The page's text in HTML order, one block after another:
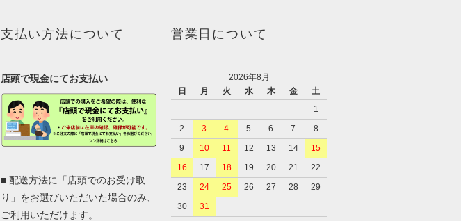
支払い方法について
店頭で現金にてお支払い
■ 配送方法に「店頭でのお受け取
り」をお選びいただいた場合のみ、
ご利用いただけます。
営業日について
2026年8月
日
月 火 水 木 金
土
1
2
3 4 5 6 7
8
9
10 11 12 13 14
15
16
17 18 19 20 21
22
23
24 25 26 27 28
29
30
31